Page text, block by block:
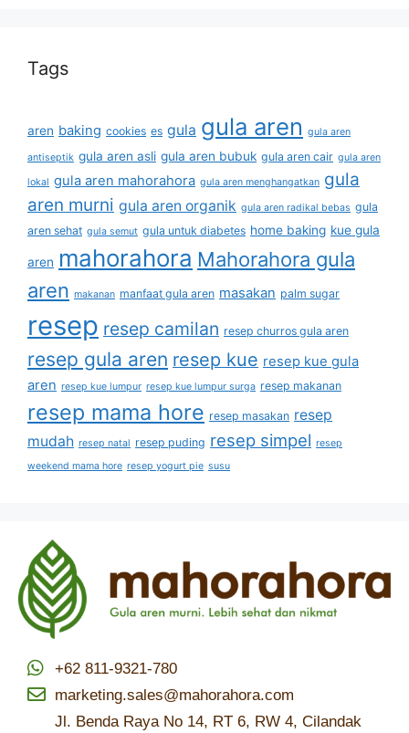
Tags
aren baking cookies es gula gula aren gula aren
antiseptik gula aren asli gula aren bubuk gula aren cair gula aren
lokal gula aren mahorahora gula aren menghangatkan gula
aren murni gula aren organik gula aren radikal bebas gula
aren sehat gula semut gula untuk diabetes home baking kue gula
aren mahorahora Mahorahora gula
aren makanan manfaat gula aren masakan palm sugar
resep resep camilan resep churros gula aren
resep gula aren resep kue resep kue gula
aren resep kue lumpur resep kue lumpur surga resep makanan
resep mama hore resep masakan resep
mudah resep natal resep puding resep simpel resep
weekend mama hore resep yogurt pie susu
+62 811-9321-780
marketing.sales@mahorahora.com
Jl. Benda Raya No 14, RT 6, RW 4, Cilandak